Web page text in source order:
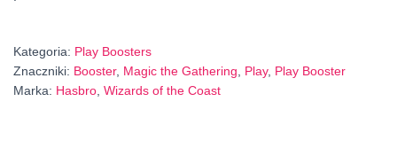
Kategoria: Play Boosters
Znaczniki: Booster, Magic the Gathering Play, Play Booster
Marka: Hasbro Wizards of the Coast